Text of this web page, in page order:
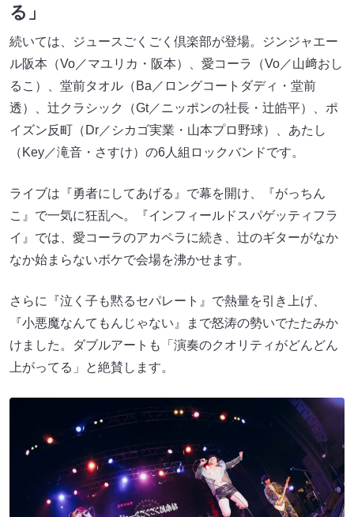
る」
続いては、ジュースごくごく倶楽部が登場。ジンジャエー
ル阪本（Vo／マユリカ・阪本）、愛コーラ（Vo／山﨑おし
るこ）、堂前タオル（Ba／ロングコートダディ・堂前
透）、辻クラシック（Gt／ニッポンの社長・辻皓平）、ポ
イズン反町（Dr／シカゴ実業・山本プロ野球）、あたし
（Key／滝音・さすけ）の6人組ロックバンドです。
ライブは『勇者にしてあげる』で幕を開け、『がっちん
こ』で一気に狂乱へ。『インフィールドスパゲッティフラ
イ』では、愛コーラのアカペラに続き、辻のギターがなか
なか始まらないボケで会場を沸かせます。
さらに『泣く子も黙るセパレート』で熱量を引き上げ、
『小悪魔なんてもんじゃない』まで怒涛の勢いでたたみか
けました。ダブルアートも「演奏のクオリティがどんどん
上がってる」と絶賛します。